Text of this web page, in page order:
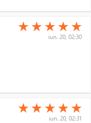
(*)
★ (*)
★ (*)
★ (*)
★ (*)
★
iun. 20, 02:30
(*)
★ (*)
★ (*)
★ (*)
★ (*)
★
iun. 20, 02:31